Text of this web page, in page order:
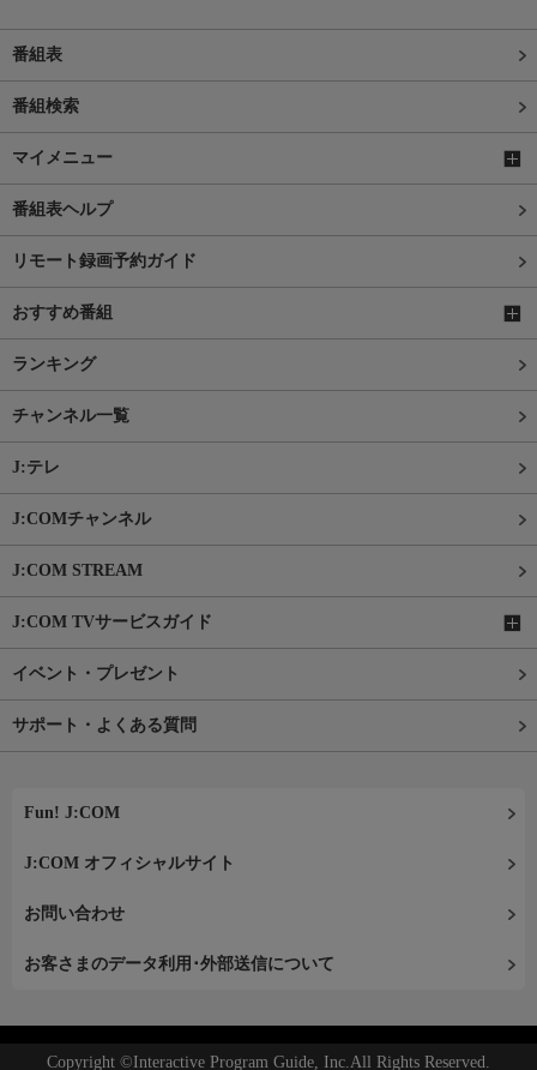
番組表
番組検索
マイメニュー
番組表ヘルプ
リモート録画予約ガイド
おすすめ番組
ランキング
チャンネル一覧
J:テレ
J:COMチャンネル
J:COM STREAM
J:COM TVサービスガイド
イベント・プレゼント
サポート・よくある質問
Fun! J:COM
J:COM オフィシャルサイト
お問い合わせ
お客さまのデータ利用･外部送信について
Copyright ©Interactive Program Guide, Inc.All Rights Reserved.